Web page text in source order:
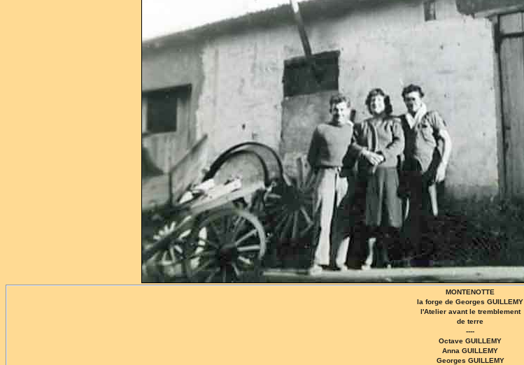
MONTENOTTE
la forge de Georges GUILLEMY
l'Atelier avant le tremblement
de terre
----
Octave GUILLEMY
Anna GUILLEMY
Georges GUILLEMY